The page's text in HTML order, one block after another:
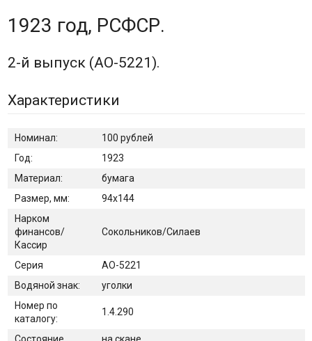
1923 год, РСФСР.
2-й выпуск (АО-5221).
Характеристики
Номинал:
100 рублей
Год:
1923
Материал:
бумага
Размер, мм:
94х144
Нарком
финансов/
Кассир
Сокольников/Силаев
Серия
АО-5221
Водяной знак:
уголки
Номер по
каталогу:
1.4.290
Состояние на скане